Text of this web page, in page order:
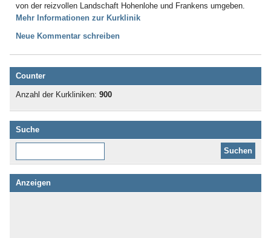
von der reizvollen Landschaft Hohenlohe und Frankens umgeben.
Mehr Informationen zur Kurklinik
Neue Kommentar schreiben
Counter
Anzahl der Kurkliniken: 900
Suche
Anzeigen